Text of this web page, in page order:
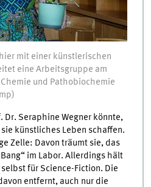
mit einer künstlerischen
eine Arbeitsgruppe am
und Pathobiochemie
Dr. Seraphine Wegner könnte,
künstliches Leben schaffen.
Zelle: Davon träumt sie, das
im Labor. Allerdings hält
für Science-Fiction. Die
entfernt, auch nur die